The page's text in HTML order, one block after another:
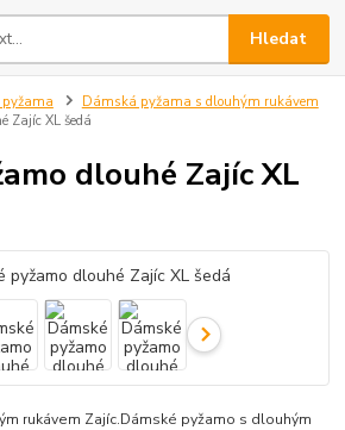
Hledat
Dámská pyžama s dlouhým rukávem
Zajíc XL šedá
dlouhé Zajíc XL
rukávem Zajíc.Dámské pyžamo s dlouhým